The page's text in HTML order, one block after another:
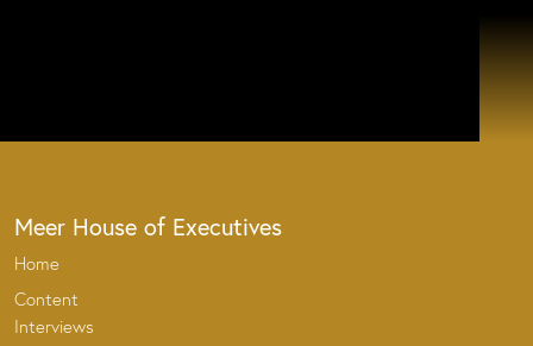
Meer House of Executives
Home
Content
Interviews